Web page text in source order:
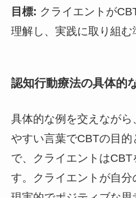
目標: クライエントが
理解し、実践に取り組む
認知行動療法の具体的
具体的な例を交えなが
やすい言葉でCBTの目的
で、クライエントは
す。クライエントが自分